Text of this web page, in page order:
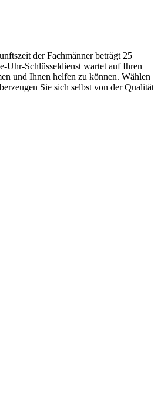
der Fachmänner beträgt 25
Uhr-Schlüsseldienst wartet auf Ihren
und Ihnen helfen zu können. Wählen
Sie sich selbst von der Qualität